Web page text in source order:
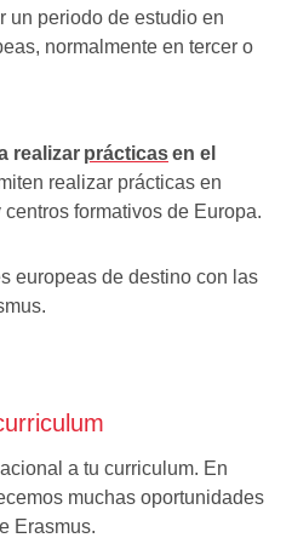
un periodo de estudio en
normalmente en tercer o
realizar prácticasen el
realizar prácticas en
formativos de Europa.
europeas de destino con las
a tu curriculum. En
muchas oportunidades
Erasmus.